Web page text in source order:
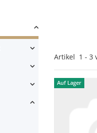
Artikel 1 - 3
Auf Lager